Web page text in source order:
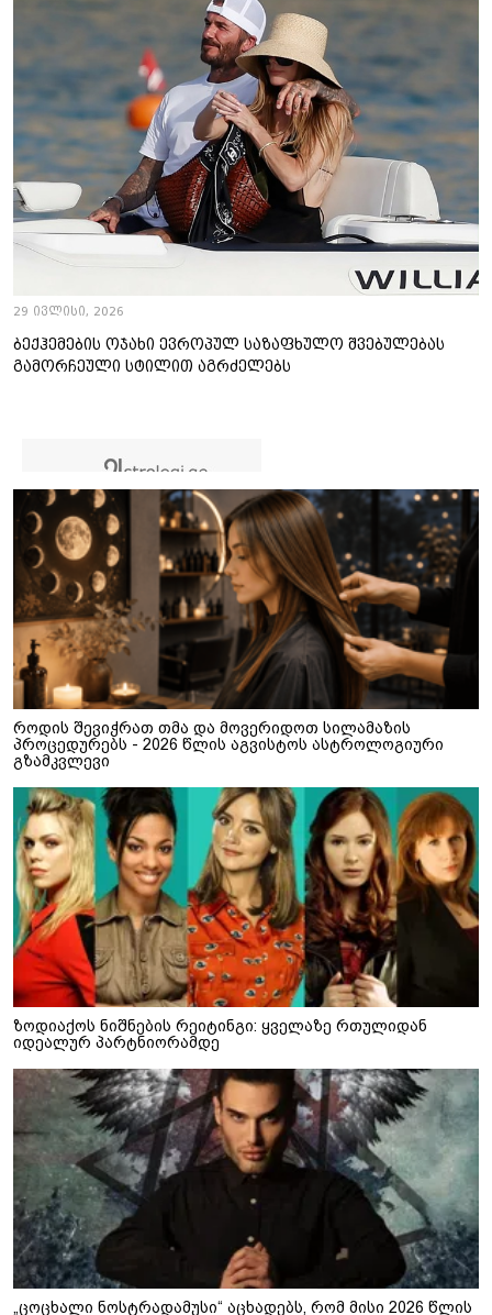
29 ივლისი, 2026
ბექჰემების ოჯახი ევროპულ საზაფხულო შვებულებას
გამორჩეული სტილით აგრძელებს
როდის შევიჭრათ თმა და მოვერიდოთ სილამაზის
პროცედურებს - 2026 წლის აგვისტოს ასტროლოგიური
გზამკვლევი
ზოდიაქოს ნიშნების რეიტინგი: ყველაზე რთულიდან
იდეალურ პარტნიორამდე
„ცოცხალი ნოსტრადამუსი“ აცხადებს, რომ მისი 2026 წლის